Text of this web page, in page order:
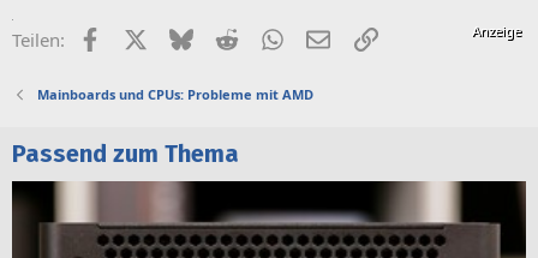
Teilen: FacebookX (Twitter)
BlueskyRedditWhatsApp
E-MailLink
Mainboards und CPUs: Probleme mit AMD
Passend zum Thema